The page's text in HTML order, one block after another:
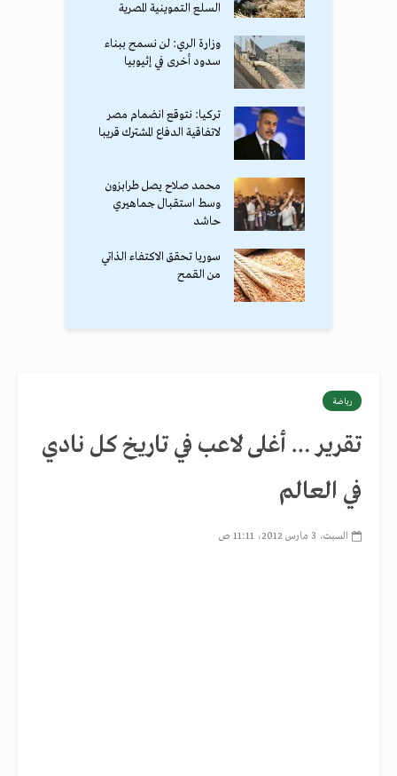
السلع التموينية المصرية
وزارة الري: لن نسمح ببناء
سدود أخرى في إثيوبيا
تركيا: نتوقع انضمام مصر
لاتفاقية الدفاع المشترك قريبا
محمد صلاح يصل طرابزون
وسط استقبال جماهيري
حاشد
سوريا تحقق الاكتفاء الذاتي
من القمح
رياضة
تقرير … أغلى لاعب في تاريخ كل نادي
في العالم
السبت، 3 مارس 2012، 11:11 ص